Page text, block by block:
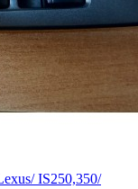
IS250,350/